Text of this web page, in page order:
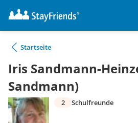
Startseite
Iris Sandmann-
Sandmann)
2 Schulfreunde